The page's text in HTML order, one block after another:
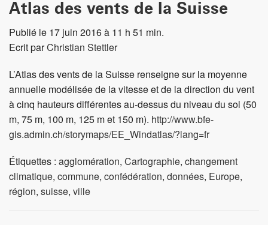
Atlas des vents de la Suisse
Publié le 17 juin 2016 à 11 h 51 min.
Ecrit parChristian Stettler
L’Atlas des vents de la Suisse renseigne sur la moyenne
annuelle modélisée de la vitesse et de la direction du vent
à cinq hauteurs différentes au-dessus du niveau du sol (50
m, 75 m, 100 m, 125 m et 150 m). http://www.bfe-
gis.admin.ch/storymaps/EE_Windatlas/?lang=fr
Étiquettes : agglomération, Cartographie, changement
climatique, commune, confédération, données, Europe,
région, suisse, ville